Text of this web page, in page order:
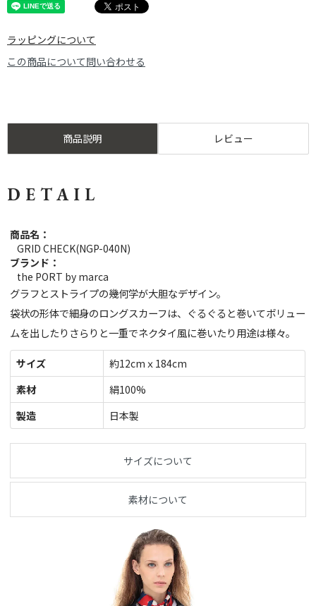
ラッピングについて
この商品について問い合わせる
商品説明 レビュー
DETAIL
商品名：
GRID CHECK(NGP-040N)
ブランド：
the PORT by marca
グラフとストライプの幾何学が大胆なデザイン。
袋状の形体で細身のロングスカーフは、ぐるぐると巻いてボリュー
ムを出したりさらりと一重でネクタイ風に巻いたり用途は様々。
サイズ
約12cmｘ184cm
素材
絹100%
製造
日本製
サイズについて
素材について